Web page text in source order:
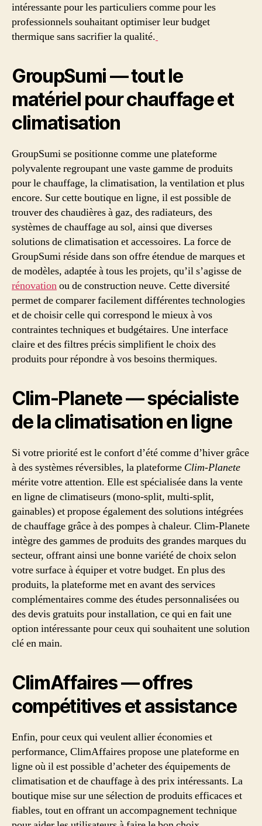
intéressante pour les particuliers comme pour les
professionnels souhaitant optimiser leur budget
thermique sans sacrifier la qualité.
GroupSumi — tout le
matériel pour chauffage et
climatisation
GroupSumi se positionne comme une plateforme
polyvalente regroupant une vaste gamme de produits
pour le chauffage, la climatisation, la ventilation et plus
encore. Sur cette boutique en ligne, il est possible de
trouver des chaudières à gaz, des radiateurs, des
systèmes de chauffage au sol, ainsi que diverses
solutions de climatisation et accessoires. La force de
GroupSumi réside dans son offre étendue de marques et
de modèles, adaptée à tous les projets, qu’il s’agisse de
rénovationou de construction neuve. Cette diversité
permet de comparer facilement différentes technologies
et de choisir celle qui correspond le mieux à vos
contraintes techniques et budgétaires. Une interface
claire et des filtres précis simplifient le choix des
produits pour répondre à vos besoins thermiques.
Clim-Planete — spécialiste
de la climatisation en ligne
Si votre priorité est le confort d’été comme d’hiver grâce
à des systèmes réversibles, la plateforme Clim-Planete
mérite votre attention. Elle est spécialisée dans la vente
en ligne de climatiseurs (mono-split, multi-split,
gainables) et propose également des solutions intégrées
de chauffage grâce à des pompes à chaleur. Clim-Planete
intègre des gammes de produits des grandes marques du
secteur, offrant ainsi une bonne variété de choix selon
votre surface à équiper et votre budget. En plus des
produits, la plateforme met en avant des services
complémentaires comme des études personnalisées ou
des devis gratuits pour installation, ce qui en fait une
option intéressante pour ceux qui souhaitent une solution
clé en main.
ClimAffaires — offres
compétitives et assistance
Enfin, pour ceux qui veulent allier économies et
performance, ClimAffaires propose une plateforme en
ligne où il est possible d’acheter des équipements de
climatisation et de chauffage à des prix intéressants. La
boutique mise sur une sélection de produits efficaces et
fiables, tout en offrant un accompagnement technique